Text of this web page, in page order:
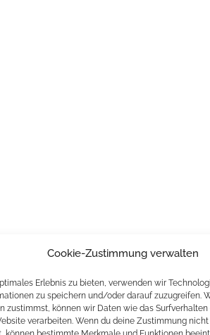
Cookie-Zustimmung verwalten
Erlebnis zu bieten, verwenden wir
zu speichern und/oder darauf zuzugreifen.
zustimmst, können wir Daten wie das
verarbeiten. Wenn du deine Zustimmung